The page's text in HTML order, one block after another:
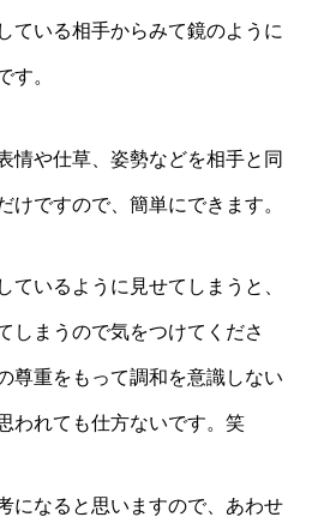
ている相手からみて鏡のように
。
情や仕草、姿勢などを相手と同
けですので、簡単にできます。
ているように見せてしまうと、
しまうので気をつけてくださ
尊重をもって調和を意識しない
われても仕方ないです。笑
になると思いますので、あわせ